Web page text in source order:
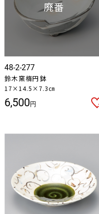
48-2-277
鈴木窯楕円鉢
17×14.5×7.3㎝
6,500円